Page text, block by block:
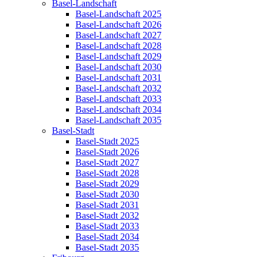
Basel-Landschaft
Basel-Landschaft 2025
Basel-Landschaft 2026
Basel-Landschaft 2027
Basel-Landschaft 2028
Basel-Landschaft 2029
Basel-Landschaft 2030
Basel-Landschaft 2031
Basel-Landschaft 2032
Basel-Landschaft 2033
Basel-Landschaft 2034
Basel-Landschaft 2035
Basel-Stadt
Basel-Stadt 2025
Basel-Stadt 2026
Basel-Stadt 2027
Basel-Stadt 2028
Basel-Stadt 2029
Basel-Stadt 2030
Basel-Stadt 2031
Basel-Stadt 2032
Basel-Stadt 2033
Basel-Stadt 2034
Basel-Stadt 2035